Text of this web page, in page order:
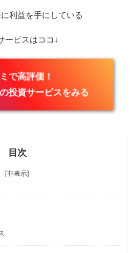
利益を手にしている
ービスはココ↓
で高評価！
投資サービスをみる
目次
[非表示]